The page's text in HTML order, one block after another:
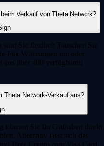
Verkauf von Theta Network?
Sie flexibel: Tauschen Sie
Fiat-Währungen um oder
aus über 400 verfügbaren
Theta Network-Verkauf aus?
können Sie Ihr Guthaben direkt
Alternativ lässt sich das
Ihrer Crypto.com Visa Card